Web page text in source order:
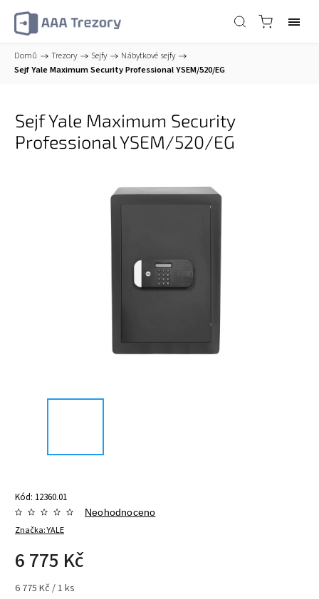
Domů / Trezory / Sejfy / Nábytkové sejfy /
Sejf Yale Maximum Security Professional YSEM/520/EG
Sejf Yale Maximum Security
Professional YSEM/520/EG
Kód: 12360.01
Značka:YALE
Neohodnoceno
6 775 Kč
6 775 Kč / 1 ks